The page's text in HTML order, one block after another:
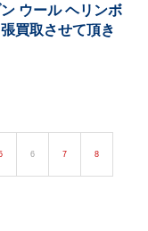
ウール ヘリンボ
買取させて頂き
6 7 8